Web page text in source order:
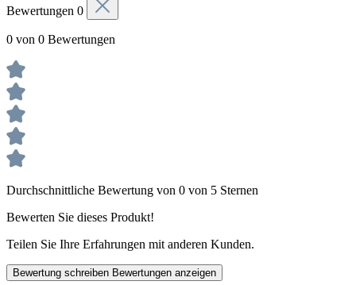
Bewertungen 0
0 von 0 Bewertungen
Durchschnittliche Bewertung von 0 von 5 Sternen
Bewerten Sie dieses Produkt!
Teilen Sie Ihre Erfahrungen mit anderen Kunden.
Bewertung schreiben Bewertungen anzeigen